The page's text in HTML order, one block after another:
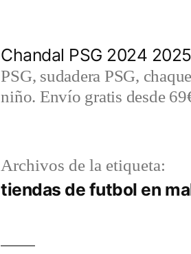
Chandal PSG 2024
PSG, sudadera PSG,
niño. Envío gratis desde
Archivos de la etiqueta:
tiendas de futbol en